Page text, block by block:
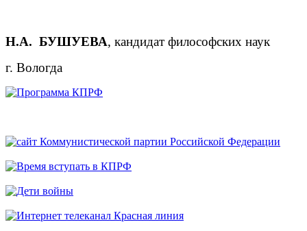
Н.А. БУШУЕВА, кандидат философских наук
г. Вологда